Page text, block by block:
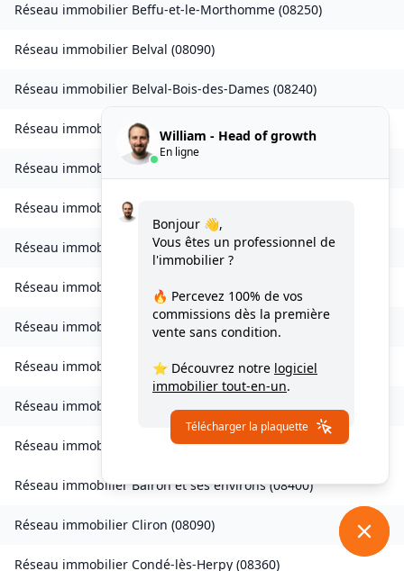
Réseau immobilier Beffu-et-le-Morthomme (08250)
Réseau immobilier Belval (08090)
Réseau immobilier Belval-Bois-des-Dames (08240)
Réseau immobilierBourcq(08400 )
Réseau immobilier Bogny-sur-Meuse
Réseau immobilierBrévilly
Réseau immobilier Bulson( 08450)
Réseau immobilier Chagny
Réseau immobilier Chalandry-Elaire(08160)
Réseau immobilier Chardeny(08400
Réseau immobilier Chatel-Chéhéry(08250)
Réseau immobilier Bairon et ses environs(08390)
Réseau immobilierBairon et ses environs(08400)
Réseau immobilier Cliron (08090)
Réseau immobilier Condé-lès-Herpy (08360)
William - Head of growth
En ligne
Bonjour 👋,
Vous êtes un professionnel de
l'immobilier ?
🔥 Percevez 100% de vos
commissions dès la première
vente sans condition.
⭐ Découvrez notre logiciel
immobilier tout-en-un.
Télécharger la plaquette